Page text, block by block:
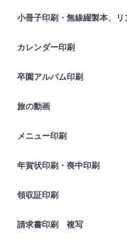
小冊子印刷・無線綴製本、リ
カレンダー印刷
卒園アルバム印刷
旅の動画
メニュー印刷
年賀状印刷・喪中印刷
領収証印刷
請求書印刷 複写